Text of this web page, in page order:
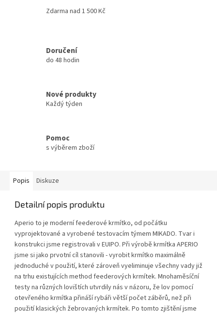
Zdarma nad 1 500 Kč
Doručení
do 48 hodin
Nové produkty
Každý týden
Pomoc
s výběrem zboží
Popis Diskuze
Detailní popis produktu
Aperio to je moderní feederové krmítko, od počátku
vyprojektované a vyrobené testovacím týmem MIKADO. Tvar i
konstrukci jsme registrovali v EUIPO. Při výrobě krmítka APERIO
jsme si jako prvotní cíl stanovili - vyrobit krmítko maximálně
jednoduché v použití, které zároveň vyeliminuje všechny vady již
na trhu existujících method feederových krmítek. Mnohaměsíční
testy na různých lovištích utvrdily nás v názoru, že lov pomocí
otevřeného krmítka přináší rybáři větší počet záběrů, než při
použití klasických žebrovaných krmítek. Po tomto zjištění jsme